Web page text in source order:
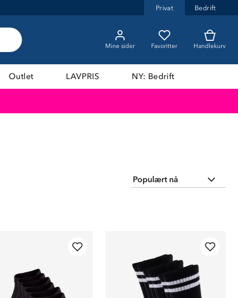
Privat Bedrift
Mine sider Favoritter Handlekurv
Outlet LAVPRIS NY: Bedrift